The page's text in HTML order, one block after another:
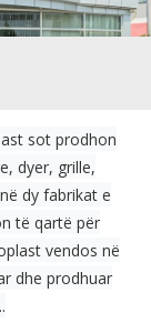
sot prodhon
dyer, grille,
dy fabrikat e
të qartë për
vendos në
dhe prodhuar